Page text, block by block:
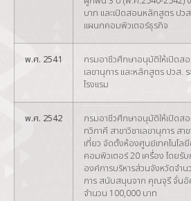
บาท และเปิดสอนหลักสูตร ปว
แผนกคอมพิวเตอร์ธุรกิจ
พ.ศ. 2541
กรมอาชีวศึกษาอนุมัติให้เปิด
เลขานุการ และหลักสูตร ปวส.
โรงแรม
พ.ศ. 2542
กรมอาชีวศึกษาอนุมัติให้เปิดส
ทวิภาคี สาขาวิชาเลขานุการ ส
เที่ยว จัดตั้งห้องศูนย์เทคโนโล
คอมพิวเตอร์ 20 เครื่อง โดยรั
องค์การบริหารส่วนจังหวัดจำ
การ สนับสนุนจาก คุณจุรี จั่นอั
จำนวน 100,000 บาท